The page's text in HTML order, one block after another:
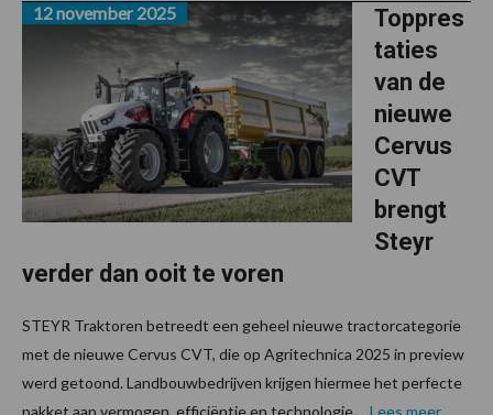
Toppres
taties
van de
nieuwe
Cervus
CVT
brengt
Steyr
verder dan ooit te voren
12 november 2025
STEYR Traktoren betreedt een geheel nieuwe tractorcategorie
met de nieuwe Cervus CVT, die op Agritechnica 2025 in preview
werd getoond. Landbouwbedrijven krijgen hiermee het perfecte
pakket aan vermogen, efficiëntie en technologie ... Lees meer